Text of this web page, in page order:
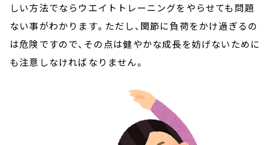
しい方法でならウエイトトレーニングをやらせても問題
ない事がわかります。ただし、関節に負荷をかけ過ぎるの
は危険ですので、その点は健やかな成長を妨げないために
も注意しなければなりません。